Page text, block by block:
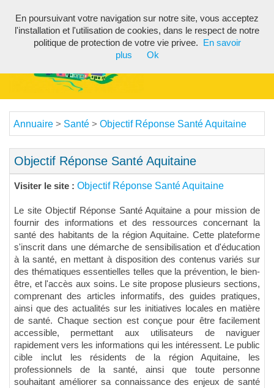
Annuaire > Santé > Objectif Réponse Santé Aquitaine
Objectif Réponse Santé Aquitaine
Visiter le site : Objectif Réponse Santé Aquitaine
Le site Objectif Réponse Santé Aquitaine a pour mission de
fournir des informations et des ressources concernant la
santé des habitants de la région Aquitaine. Cette plateforme
s'inscrit dans une démarche de sensibilisation et d'éducation
à la santé, en mettant à disposition des contenus variés sur
des thématiques essentielles telles que la prévention, le bien-
être, et l'accès aux soins. Le site propose plusieurs sections,
comprenant des articles informatifs, des guides pratiques,
ainsi que des actualités sur les initiatives locales en matière
de santé. Chaque section est conçue pour être facilement
accessible, permettant aux utilisateurs de naviguer
rapidement vers les informations qui les intéressent. Le public
cible inclut les résidents de la région Aquitaine, les
professionnels de la santé, ainsi que toute personne
souhaitant améliorer sa connaissance des enjeux de santé
En poursuivant votre navigation sur notre site, vous acceptez
l'installation et l'utilisation de cookies, dans le respect de notre
politique de protection de votre vie privee.
En savoir
plus
Ok